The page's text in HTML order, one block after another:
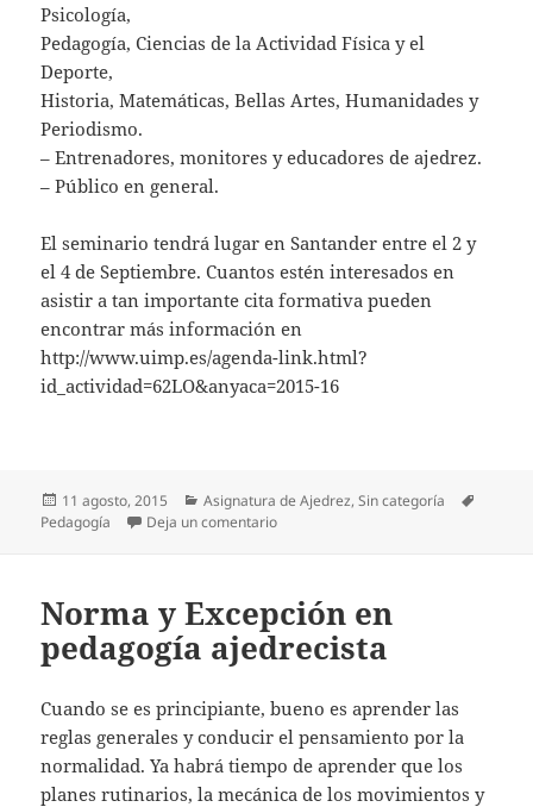
Psicología,
Pedagogía, Ciencias de la Actividad Física y el
Deporte,
Historia, Matemáticas, Bellas Artes, Humanidades y
Periodismo.
– Entrenadores, monitores y educadores de ajedrez.
– Público en general.
El seminario tendrá lugar en Santander entre el 2 y
el 4 de Septiembre. Cuantos estén interesados en
asistir a tan importante cita formativa pueden
encontrar más información en
http://www.uimp.es/agenda-link.html?
id_actividad=62LO&anyaca=2015-16
Publicado
el
11 agosto, 2015 Categorías
Asignatura de Ajedrez,Sin categoría
Pedagogía
Deja un comentarioen Seminario en la UIMP sobre el
Norma y Excepción en
pedagogía ajedrecista
Cuando se es principiante, bueno es aprender las
reglas generales y conducir el pensamiento por la
normalidad. Ya habrá tiempo de aprender que los
planes rutinarios, la mecánica de los movimientos y